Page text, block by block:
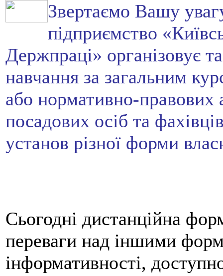
Звертаємо Вашу
підприємство
Держпраці» організовує
навчання за загальним
або нормативно-правових
посадових осіб та
установ різної форми
Сьогодні дистанційна
переваги над іншими
інформативності,